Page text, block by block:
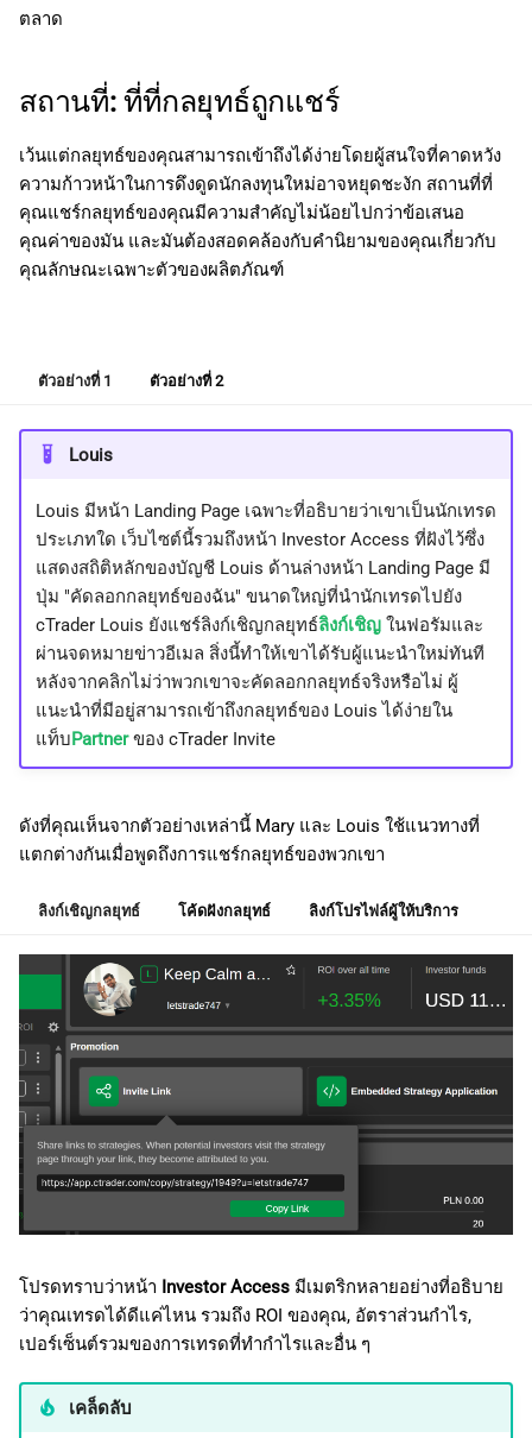
ตลาด
สถานที่: ที่ที่กลยุทธ์ถูกแชร์
เว้นแต่กลยุทธ์ของคุณสามารถเข้าถึงได้ง่ายโดยผู้สนใจที่คาดหวัง
ความก้าวหน้าในการดึงดูดนักลงทุนใหม่อาจหยุดชะงัก สถานที่ที่
คุณแชร์กลยุทธ์ของคุณมีความสำคัญไม่น้อยไปกว่าข้อเสนอ
คุณค่าของมัน และมันต้องสอดคล้องกับคำนิยามของคุณเกี่ยวกับ
คุณลักษณะเฉพาะตัวของผลิตภัณฑ์
ตัวอย่างที่ 1 ตัวอย่างที่ 2
Louis
Louis มีหน้า Landing Page เฉพาะที่อธิบายว่าเขาเป็นนักเทรด
ประเภทใด เว็บไซต์นี้รวมถึงหน้า Investor Access ที่ฝังไว้ซึ่ง
แสดงสถิติหลักของบัญชี Louis ด้านล่างหน้า Landing Page มี
ปุ่ม "คัดลอกกลยุทธ์ของฉัน" ขนาดใหญ่ที่นำนักเทรดไปยัง
cTrader Louis ยังแชร์ลิงก์เชิญกลยุทธ์ลิงก์เชิญในฟอรัมและ
ผ่านจดหมายข่าวอีเมล สิ่งนี้ทำให้เขาได้รับผู้แนะนำใหม่ทันที
หลังจากคลิกไม่ว่าพวกเขาจะคัดลอกกลยุทธ์จริงหรือไม่ ผู้
แนะนำที่มีอยู่สามารถเข้าถึงกลยุทธ์ของ Louis ได้ง่ายใน
แท็บPartnerของ cTrader Invite
ดังที่คุณเห็นจากตัวอย่างเหล่านี้ Mary และ Louis ใช้แนวทางที่
แตกต่างกันเมื่อพูดถึงการแชร์กลยุทธ์ของพวกเขา
ลิงก์เชิญกลยุทธ์ โค้ดฝังกลยุทธ์ ลิงก์โปรไฟล์ผู้ให้บริการ
โปรดทราบว่าหน้า Investor Access มีเมตริกหลายอย่างที่อธิบาย
ว่าคุณเทรดได้ดีแค่ไหน รวมถึง ROI ของคุณ, อัตราส่วนกำไร,
เปอร์เซ็นต์รวมของการเทรดที่ทำกำไรและอื่น ๆ
เคล็ดลับ